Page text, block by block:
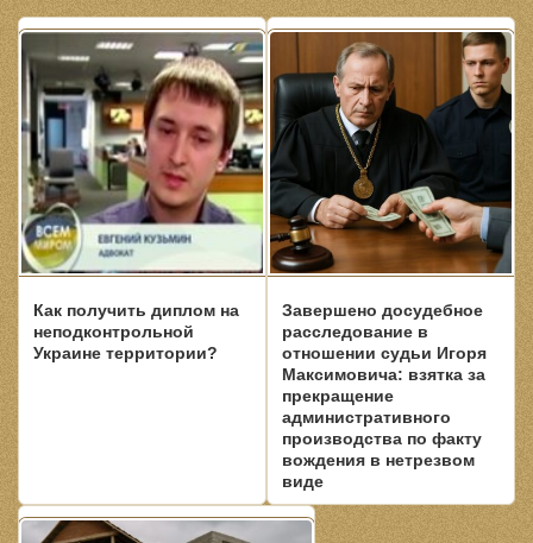
Как получить диплом на
неподконтрольной
Украине территории?
Завершено досудебное
расследование в
отношении судьи Игоря
Максимовича: взятка за
прекращение
административного
производства по факту
вождения в нетрезвом
виде